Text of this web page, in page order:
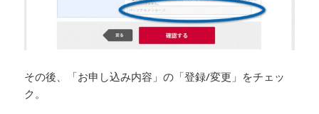
その後、「お申し込み内容」の「登録/変更」をチェッ
ク。